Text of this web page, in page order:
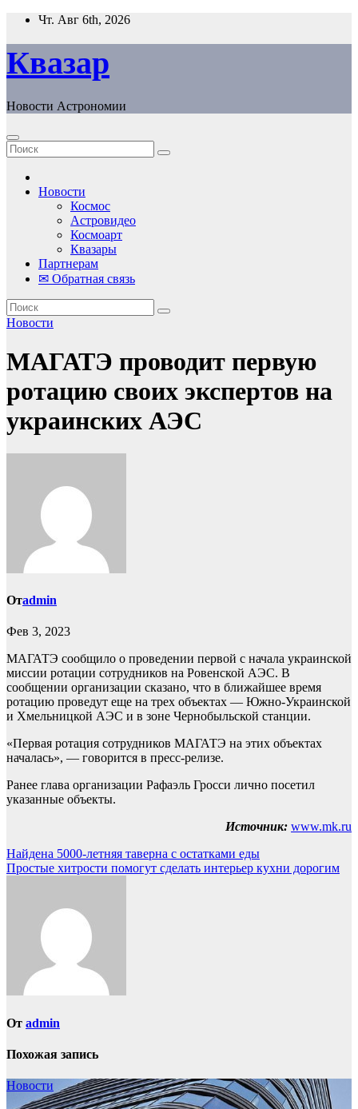
Перейти
содержанию
Чт. Авг 6th, 2026
Квазар
Новости Астрономии
Новости
Космос
Астровидео
Космоарт
Квазары
Партнерам
✉ Обратная связь
Новости
МАГАТЭ проводит первую
ротацию своих экспертов на
украинских АЭС
Отadmin
Фев 3, 2023
МАГАТЭ сообщило о проведении первой с начала украинской
миссии ротации сотрудников на Ровенской АЭС. В
сообщении организации сказано, что в ближайшее время
ротацию проведут еще на трех объектах — Южно-Украинской
и Хмельницкой АЭС и в зоне Чернобыльской станции.
«Первая ротация сотрудников МАГАТЭ на этих объектах
началась», — говорится в пресс-релизе.
Ранее глава организации Рафаэль Гросси лично посетил
указанные объекты.
Источник: www.mk.ru
Навигация
по
Найдена 5000-летняя таверна с остатками еды
Простые хитрости помогут сделать интерьер кухни дорогим
От admin
Похожая запись
Новости